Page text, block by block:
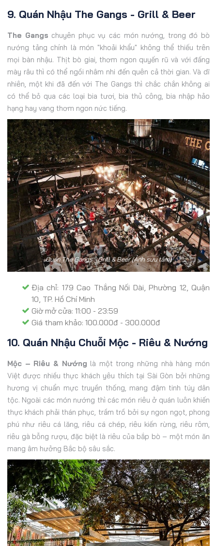
9. Quán Nhậu The Gangs - Grill & Beer
The Gangs chuyên phục vụ các món nướng, trong đó bò
nướng tảng chính là món "khoải khẩu" không thể thiếu trên
mọi bàn nhậu. Thịt bò giai, thơm ngon quyến rũ và với đấng
mày râu thì có thể ngồi nhâm nhi đến quên cả thời gian. Và dĩ
nhiên, một khi đã đến với The Gangs thì chắc chắn không ai
có thể bỏ qua các loại bia tươi, bia thủ công, bia nhập hảo
hạng hay vang thơm ngon nức tiếng.
Quán The Gangs - Grill & Beer (Ảnh sưu tầm)
Địa chỉ: 179 Cao Thắng Nối Dài, Phường 12, Quận
10, TP. Hồ Chí Minh
Giờ mở cửa: 11:00 - 23:59
Giá tham khảo: 100.000đ - 300.000đ
10. Quán Nhậu Chuỗi Mộc - Riêu & Nướng
Mộc – Riêu & Nướng là một trong những nhà hàng món
Việt được nhiều thực khách yêu thích tại Sài Gòn bởi những
hương vị chuẩn mực truyền thống, mang đậm tinh túy dân
tộc. Ngoài các món nướng thì các món riêu ở quán luôn khiến
thực khách phải thán phục, trầm trồ bởi sự ngon ngọt, phong
phú như riêu cá lăng, riêu cá chép, riêu kiến rừng, riêu rôm,
riêu gà bỗng rượu, đặc biệt là riêu của bắp bò – một món ăn
mang âm hưởng Bắc bộ sâu sắc.